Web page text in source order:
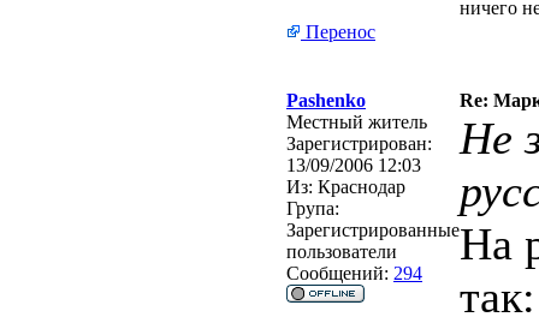
ничего
Перенос
Pashenko
Re:
Местный житель
Зарегистрирован:
13/09/2006 12:03
Из: Краснодар
Група:
Зарегистрированные
пользователи
Сообщений: 294
Не
На